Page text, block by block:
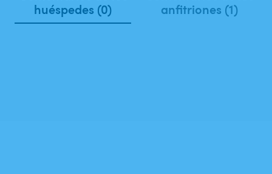
huéspedes (0)
anfitriones (1)